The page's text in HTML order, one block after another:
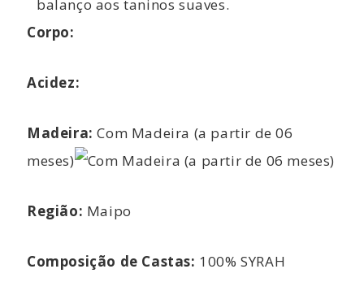
balanço aos taninos suaves.
Corpo:
Acidez:
Madeira: Com Madeira (a partir de 06
meses)
Região: Maipo
Composição de Castas: 100% SYRAH